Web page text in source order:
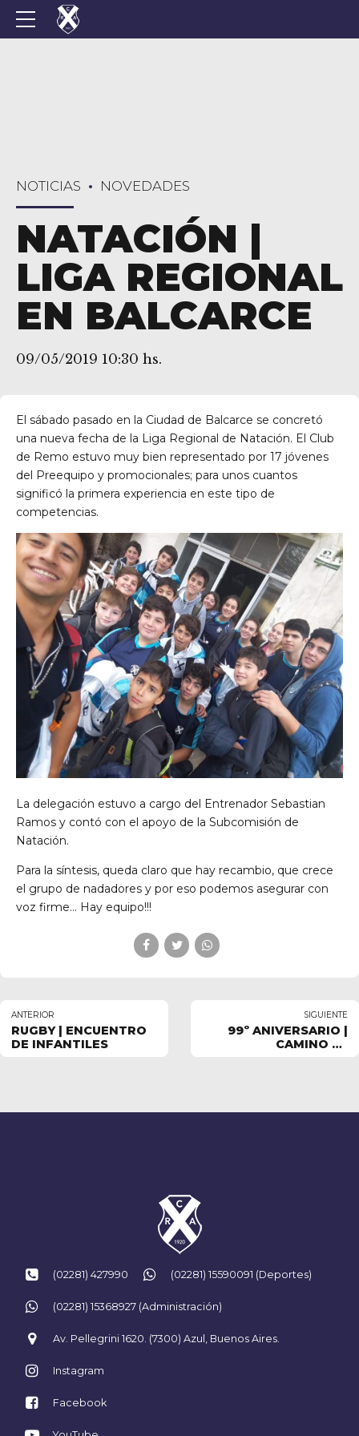
NOTICIAS NOVEDADES
NATACIÓN |
LIGA REGIONAL
EN BALCARCE
09/05/2019 10:30 hs.
El sábado pasado en la Ciudad de Balcarce se concretó
una nueva fecha de la Liga Regional de Natación. El Club
de Remo estuvo muy bien representado por 17 jóvenes
del Preequipo y promocionales; para unos cuantos
significó la primera experiencia en este tipo de
competencias.
La delegación estuvo a cargo del Entrenador Sebastian
Ramos y contó con el apoyo de la Subcomisión de
Natación.
Para la síntesis, queda claro que hay recambio, que crece
el grupo de nadadores y por eso podemos asegurar con
voz firme… Hay equipo!!!
ANTERIOR
RUGBY | ENCUENTRO
DE INFANTILES
SIGUIENTE
99º ANIVERSARIO |
CAMINO AL
(02281) 427990 (02281) 15590091 (Deportes)
(02281) 15368927 (Administración)
Av. Pellegrini 1620. (7300) Azul, Buenos Aires.
Instagram
Facebook